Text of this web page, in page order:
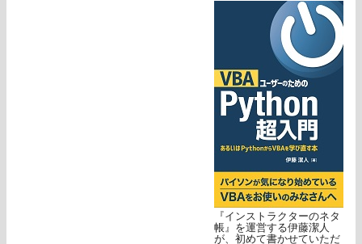
『インストラクターのネタ
帳』を運営する伊藤潔人
が、初めて書かせていただ